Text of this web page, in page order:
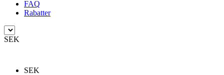
FAQ
Rabatter
SEK
SEK